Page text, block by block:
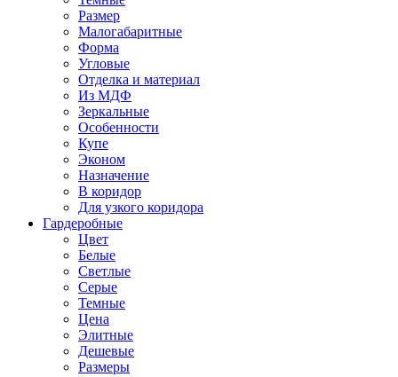
Размер
Малогабаритные
Форма
Угловые
Отделка и материал
Из МДФ
Зеркальные
Особенности
Купе
Эконом
Назначение
В коридор
Для узкого коридора
Гардеробные
Цвет
Белые
Светлые
Серые
Темные
Цена
Элитные
Дешевые
Размеры